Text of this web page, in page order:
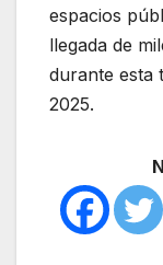
espacios
llegada de
durante esta
2025.